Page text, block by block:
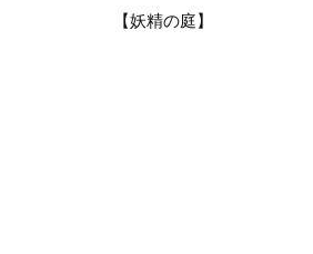
【妖精の庭】